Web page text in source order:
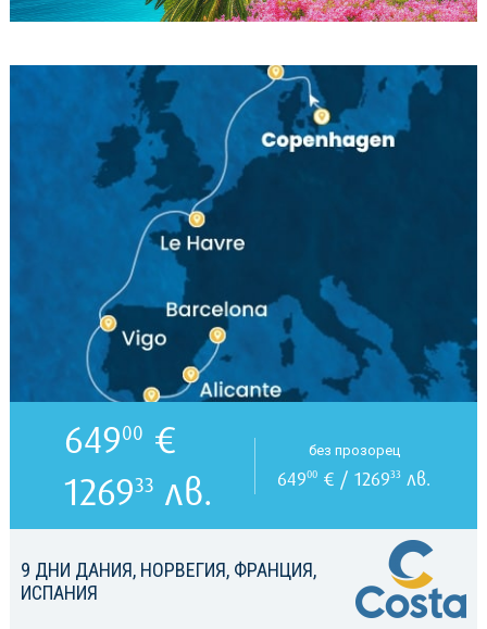
9 ДНИ ДАНИЯ, НОРВЕГИЯ, ФРАНЦИЯ,
ИСПАНИЯ
64900 €
126933 лв.
без прозорец
64900 € / 126933 лв.